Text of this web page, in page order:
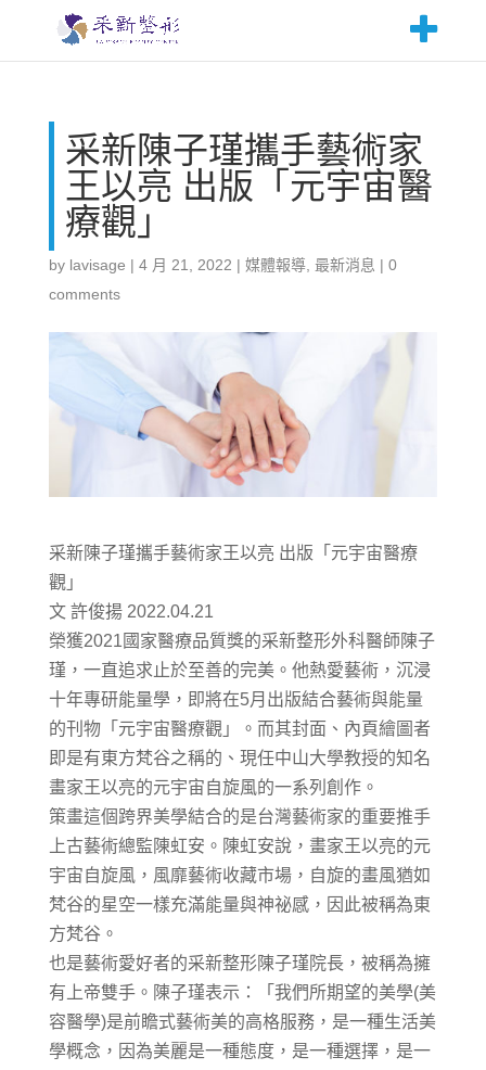
采新陳子瑾攜手藝術家
王以亮 出版「元宇宙醫
療觀」
by lavisage | 4 月 21, 2022 | 媒體報導, 最新消息 | 0
comments
采新陳子瑾攜手藝術家王以亮 出版「元宇宙醫療
觀」
文 許俊揚 2022.04.21
榮獲2021國家醫療品質獎的采新整形外科醫師陳子
瑾，一直追求止於至善的完美。他熱愛藝術，沉浸
十年專研能量學，即將在5月出版結合藝術與能量
的刊物「元宇宙醫療觀」。而其封面、內頁繪圖者
即是有東方梵谷之稱的、現任中山大學教授的知名
畫家王以亮的元宇宙自旋風的一系列創作。
策畫這個跨界美學結合的是台灣藝術家的重要推手
上古藝術總監陳虹安。陳虹安說，畫家王以亮的元
宇宙自旋風，風靡藝術收藏市場，自旋的畫風猶如
梵谷的星空一樣充滿能量與神祕感，因此被稱為東
方梵谷。
也是藝術愛好者的采新整形陳子瑾院長，被稱為擁
有上帝雙手。陳子瑾表示：「我們所期望的美學(美
容醫學)是前瞻式藝術美的高格服務，是一種生活美
學概念，因為美麗是一種態度，是一種選擇，是一